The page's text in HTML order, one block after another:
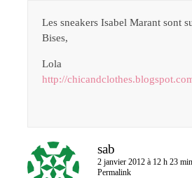
Les sneakers Isabel Marant sont
Bises,
Lola
http://
sab
2 janvier 2012 à 12 h 23 min
Permalink